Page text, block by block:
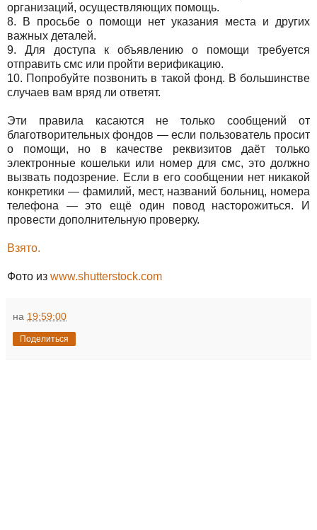
организаций, осуществляющих помощь.
8. В просьбе о помощи нет указания места и других
важных деталей.
9. Для доступа к объявлению о помощи требуется
отправить смс или пройти верификацию.
10. Попробуйте позвонить в такой фонд. В большинстве
случаев вам вряд ли ответят.
Эти правила касаются не только сообщений от
благотворительных фондов — если пользователь просит
о помощи, но в качестве реквизитов даёт только
электронные кошельки или номер для смс, это должно
вызвать подозрение. Если в его сообщении нет никакой
конкретики — фамилий, мест, названий больниц, номера
телефона — это ещё один повод насторожиться. И
провести дополнительную проверку.
Взято.
Фото из www.shutterstock.com
на 19:59:00
Поделиться